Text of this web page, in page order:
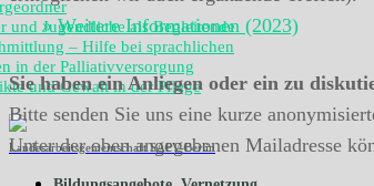
und Jugendliche als Begleitende
– Hilfe bei sprachlichen
in der Palliativversorgung
und Gewalt in der Pflege
Landesarbeitsgemeinschaft SAPV-Berlin
» Weitere Informationen (2023)
Sie haben ein Anliegen oder ein zu
Bitte senden Sie uns eine kurze
Unter der oben angegebenen Mailadresse